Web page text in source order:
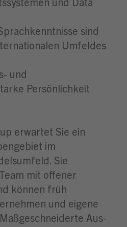
sind
Umfeldes
und
Persönlichkeit
erwartet Sie ein
im
Sie
mit offener
können früh
und eigene
Aus-